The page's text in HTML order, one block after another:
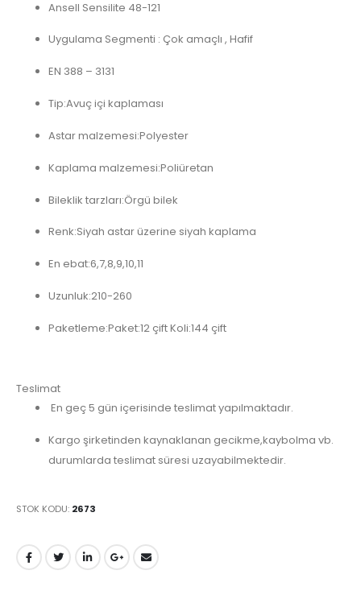
Ansell Sensilite 48-121
Uygulama Segmenti : Çok amaçlı , Hafif
EN 388 – 3131
Tip:Avuç içi kaplaması
Astar malzemesi:Polyester
Kaplama malzemesi:Poliüretan
Bileklik tarzları:Örgü bilek
Renk:Siyah astar üzerine siyah kaplama
En ebat:6,7,8,9,10,11
Uzunluk:210-260
Paketleme:Paket:12 çift Koli:144 çift
Teslimat
En geç 5 gün içerisinde teslimat yapılmaktadır.
Kargo şirketinden kaynaklanan gecikme,kaybolma vb.
durumlarda teslimat süresi uzayabilmektedir.
STOK KODU: 2673